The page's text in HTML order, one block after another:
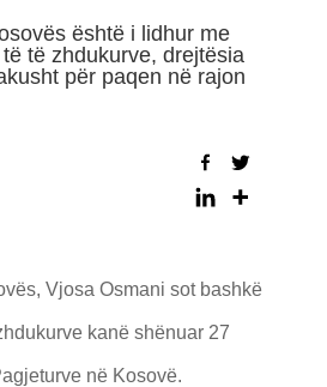
është i lidhur me
të zhdukurve, drejtësia
për paqen në rajon
Vjosa Osmani sot bashkë
kanë shënuar 27
në Kosovë.